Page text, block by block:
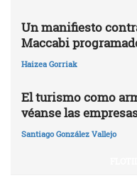
Un manifiesto
Maccabi
Haizea Gorriak
El turismo como
véanse las
Santiago González Vallejo